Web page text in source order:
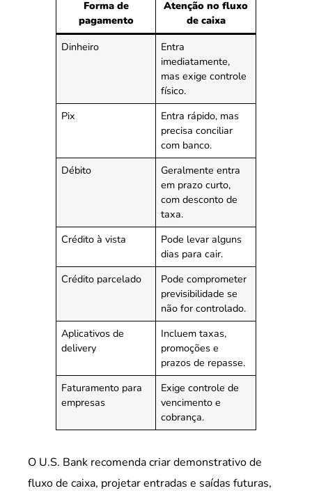
Forma de
pagamento
Atenção no fluxo
de caixa
Dinheiro
Entra
imediatamente,
mas exige controle
físico.
Pix
Entra rápido, mas
precisa conciliar
com banco.
Débito
Geralmente entra
em prazo curto,
com desconto de
taxa.
Crédito à vista
Pode levar alguns
dias para cair.
Crédito parcelado
Pode comprometer
previsibilidade se
não for controlado.
Aplicativos de
delivery
Incluem taxas,
promoções e
prazos de repasse.
Faturamento para
empresas
Exige controle de
vencimento e
cobrança.
O U.S. Bank recomenda criar demonstrativo de
fluxo de caixa, projetar entradas e saídas futuras,